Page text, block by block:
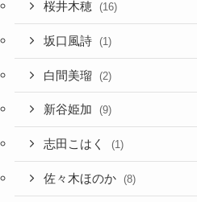
桜井木穂 (16)
坂口風詩 (1)
白間美瑠 (2)
新谷姫加 (9)
志田こはく (1)
佐々木ほのか (8)